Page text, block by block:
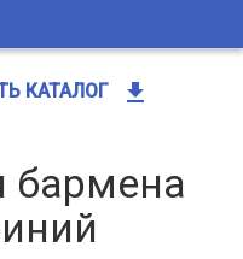
КАТАЛОГ get_app
бармена